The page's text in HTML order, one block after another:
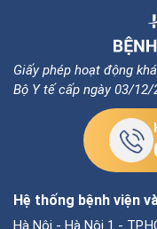
Giấy phép hoạt động
Bộ Y tế cấp ngày 03/12/
Hệ thống bệnh viện
Hà Nội - Hà Nội 1 -